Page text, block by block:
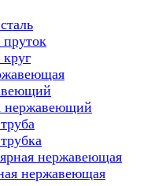
нержавеющий
нержавеющая
нержавеющая